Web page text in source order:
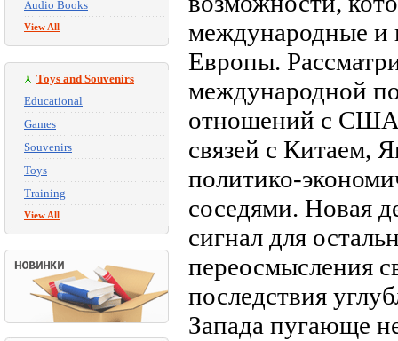
Audio Books
View All
Toys and Souvenirs
Educational
Games
Souvenirs
Toys
Training
View All
международные и
Европы.
международной
отношений с
связей с Китаем,
политико-
соседями. Новая
сигнал для
переосмысления
последствия
Запада пугающе